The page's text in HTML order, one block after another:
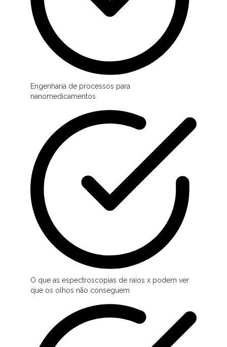
Engenharia de processos para
nanomedicamentos
O que as espectroscopias de raios x podem ver
que os olhos não conseguem